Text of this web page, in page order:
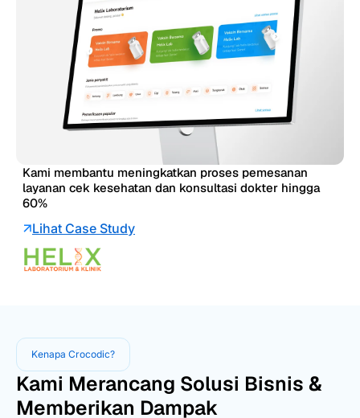
Kami membantu meningkatkan proses pemesanan
layanan cek kesehatan dan konsultasi dokter hingga
60%
Lihat Case Study
Kenapa Crocodic?
Kami Merancang Solusi Bisnis &
Memberikan Dampak